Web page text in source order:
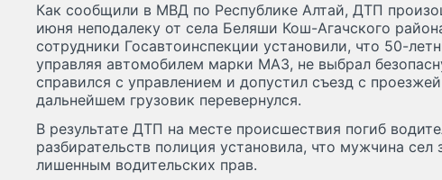
Как сообщили в МВД по Республике Алтай, ДТП
июня неподалеку от села Беляши Кош-Агачского
сотрудники Госавтоинспекции установили, что 50-
управляя автомобилем марки МАЗ, не выбрал
справился с управлением и допустил съезд с
дальнейшем грузовик перевернулся.
В результате ДТП на месте происшествия погиб
разбирательств полиция установила, что мужчина сел
лишенным водительских прав.